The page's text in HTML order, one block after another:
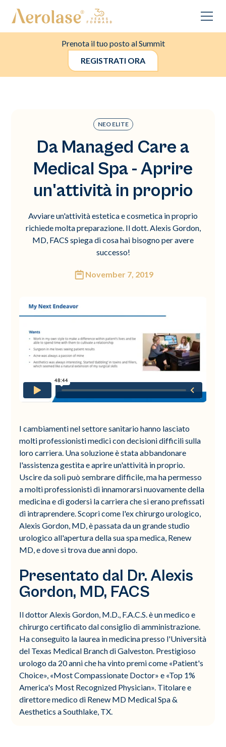
Prenota il tuo posto al Summit
REGISTRATI ORA
NEO ELITE
Da Managed Care a
Medical Spa - Aprire
un'attività in proprio
Avviare un'attività estetica e cosmetica in proprio
richiede molta preparazione. Il dott. Alexis Gordon,
MD, FACS spiega di cosa hai bisogno per avere
successo!
November 7, 2019
I cambiamenti nel settore sanitario hanno lasciato
molti professionisti medici con decisioni difficili sulla
loro carriera. Una soluzione è stata abbandonare
l'assistenza gestita e aprire un'attività in proprio.
Uscire da soli può sembrare difficile, ma ha permesso
a molti professionisti di innamorarsi nuovamente della
medicina e di godersi la carriera che si erano prefissati
di intraprendere. Scopri come l'ex chirurgo urologico,
Alexis Gordon, MD, è passata da un grande studio
urologico all'apertura della sua spa medica, Renew
MD, e dove si trova due anni dopo.
Presentato dal Dr. Alexis
Gordon, MD, FACS
Il dottor Alexis Gordon, M.D., F.A.C.S. è un medico e
chirurgo certificato dal consiglio di amministrazione.
Ha conseguito la laurea in medicina presso l'Università
del Texas Medical Branch di Galveston. Prestigioso
urologo da 20 anni che ha vinto premi come «Patient's
Choice», «Most Compassionate Doctor» e «Top 1%
America's Most Recognized Physician». Titolare e
direttore medico di Renew MD Medical Spa &
Aesthetics a Southlake, TX.